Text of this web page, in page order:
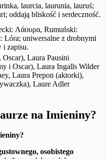
laurcia, laurunia, lauruś;
oddają bliskość i serdeczność.
Λάουρα, Rumuński:
Lóra; uniwersalne z drobnymi
i zapisu.
Laura Pausini
i Oscar), Laura Ingalls Wilder
Laura Prepon (aktorki),
Laure Adler
na Imieniny?
osobistego